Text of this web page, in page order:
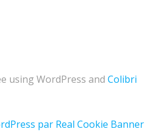
using WordPress and Colibri
par Real Cookie Banner